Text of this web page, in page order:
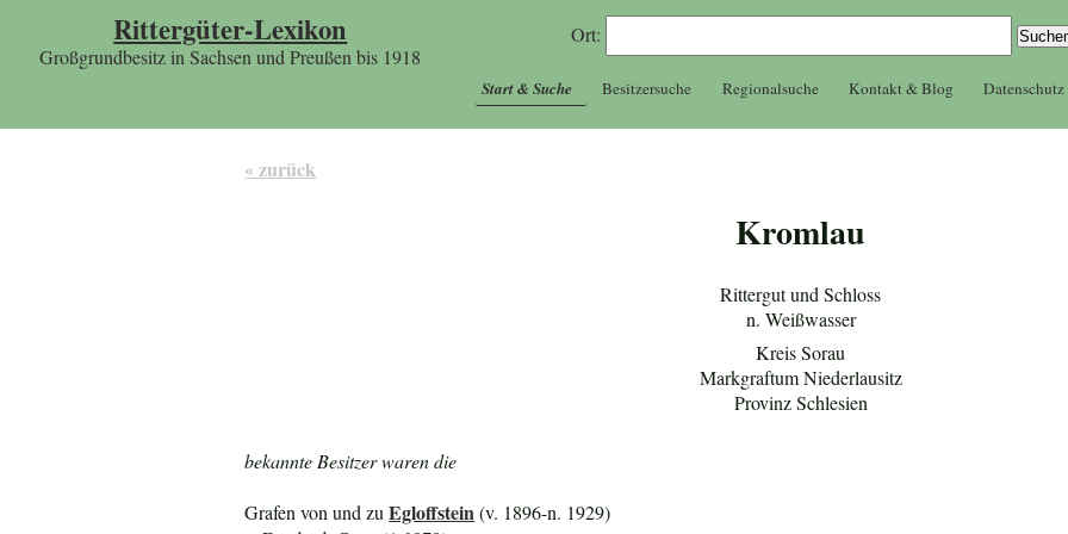
Rittergüter-Lexikon
Großgrundbesitz in Sachsen und Preußen bis 1918
Ort:
Start & Suche Besitzersuche Regionalsuche Kontakt & Blog Datenschutz
« zurück
Kromlau
Rittergut und Schloss
n. Weißwasser
Kreis Sorau
Markgraftum Niederlausitz
Provinz Schlesien
bekannte Besitzer waren die
Grafen von und zuEgloffstein (v. 1896-n. 1929)